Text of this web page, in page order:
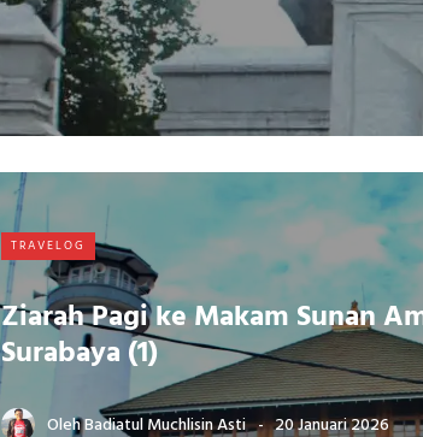
TRAVELOG
Ziarah Pagi ke Makam Sunan
Surabaya (1)
OlehBadiatul Muchlisin Asti 20 Januari 2026